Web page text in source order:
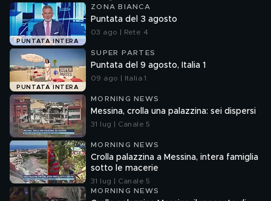
PUNTATA INTERA
ZONA BIANCA
Puntata del 3 agosto
03 ago | Rete 4
PUNTATA INTERA
SUPER PARTES
Puntata del 9 agosto, Italia 1
09 ago | Italia 1
MORNING NEWS
Messina, crolla una palazzina: sei dispersi
31 lug | Canale 5
MORNING NEWS
Crolla palazzina a Messina, intera famiglia
sotto le macerie
31 lug | Canale 5
MORNING NEWS